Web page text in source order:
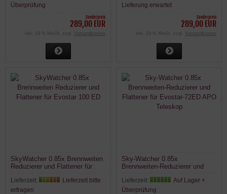
Überprüfung
Sonderpreis
289,00 EUR
inkl. 19 % MwSt. zzgl. Versandkosten
Lieferung erwartet
Sonderpreis
289,00 EUR
inkl. 19 % MwSt. zzgl. Versandkosten
SkyWatcher 0.85x Brennweiten
Reduzierer und Flattener für
Lieferzeit:
Lieferzeit bitte
erfragen
Sky-Watcher 0.85x
Brennweiten-Reduzierer und
Teleskop
Lieferzeit:
Auf Lager +
Überprüfung